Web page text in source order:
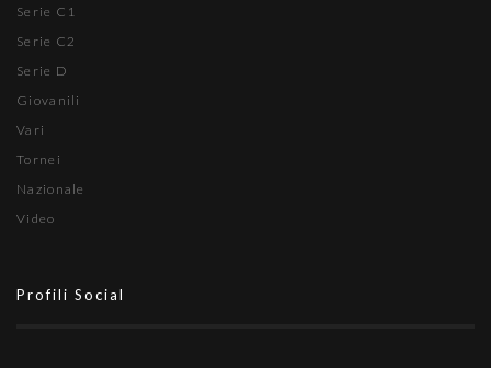
Serie C1
Serie C2
Serie D
Giovanili
Vari
Tornei
Nazionale
Video
Profili Social